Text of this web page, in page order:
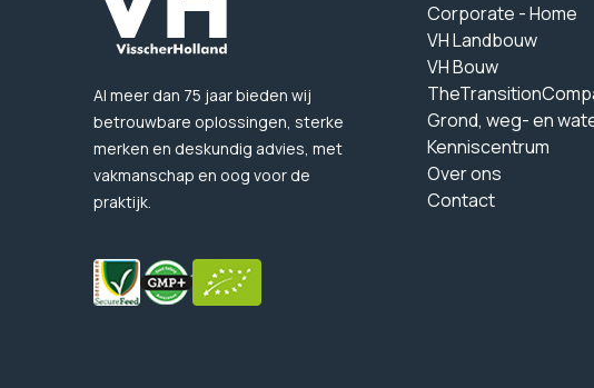
Al meer dan 75 jaar bieden wij
betrouwbare oplossingen, sterke
merken en deskundig advies, met
vakmanschap en oog voor de
praktijk.
Corporate - Home
VH Landbouw
VH Bouw
Grond, weg- en
Kenniscentrum
Over ons
Contact